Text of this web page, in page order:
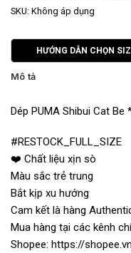
SKU: Không áp dụng
HƯỚNG DẪN CHỌN
Mô tả
Dép PUMA Shibui Cat Be
#RESTOCK_FULL_SIZE
❤️ Chất liệu xịn sò
Màu sắc trẻ trung
Bắt kịp xu hướng
Cam kết là hàng
Mua hàng tại các kênh
Shopee: https://